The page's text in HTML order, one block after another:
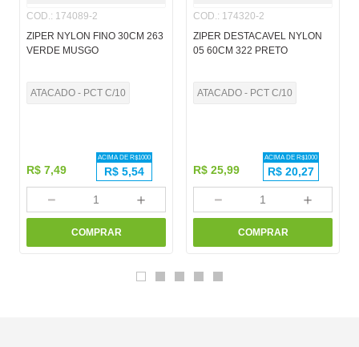
COD.: 174089-2
ZIPER NYLON FINO 30CM 263
VERDE MUSGO
ATACADO - PCT C/10
R$ 7,49
ACIMA DE R$1000
R$ 5,54
＋
－
COMPRAR
COD.: 174320-2
ZIPER DESTACAVEL NYLON
05 60CM 322 PRETO
ATACADO - PCT C/10
R$ 25,99
ACIMA DE R$1000
R$ 20,27
＋
－
COMPRAR